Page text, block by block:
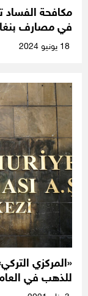
مكافحة الفساد
في مصارف
«المركزي
للذهب في العام